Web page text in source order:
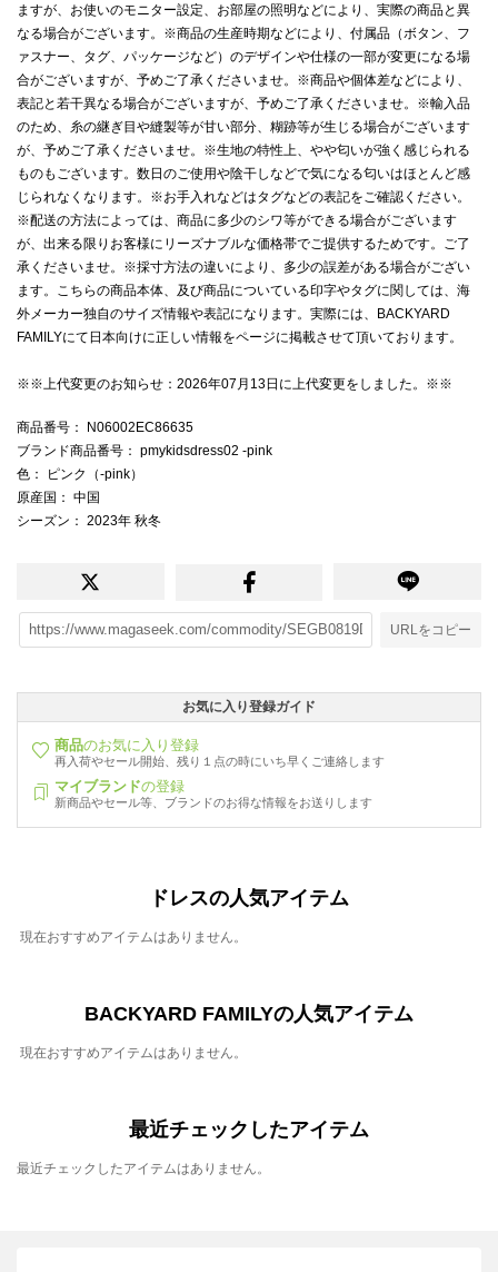
ますが、お使いのモニター設定、お部屋の照明などにより、実際の商品と異
なる場合がございます。※商品の生産時期などにより、付属品（ボタン、フ
ァスナー、タグ、パッケージなど）のデザインや仕様の一部が変更になる場
合がございますが、予めご了承くださいませ。※商品や個体差などにより、
表記と若干異なる場合がございますが、予めご了承くださいませ。※輸入品
のため、糸の継ぎ目や縫製等が甘い部分、糊跡等が生じる場合がございます
が、予めご了承くださいませ。※生地の特性上、やや匂いが強く感じられる
ものもございます。数日のご使用や陰干しなどで気になる匂いはほとんど感
じられなくなります。※お手入れなどはタグなどの表記をご確認ください。
※配送の方法によっては、商品に多少のシワ等ができる場合がございます
が、出来る限りお客様にリーズナブルな価格帯でご提供するためです。ご了
承くださいませ。※採寸方法の違いにより、多少の誤差がある場合がござい
ます。こちらの商品本体、及び商品についている印字やタグに関しては、海
外メーカー独自のサイズ情報や表記になります。実際には、BACKYARD
FAMILYにて日本向けに正しい情報をページに掲載させて頂いております。
※※上代変更のお知らせ：2026年07月13日に上代変更をしました。※※
商品番号 ： N06002EC86635
ブランド商品番号 ： pmykidsdress02 -pink
色 ： ピンク（-pink）
原産国 ： 中国
シーズン ： 2023年 秋冬
URLをコピー
お気に入り登録ガイド
商品のお気に入り登録
再入荷やセール開始、残り１点の時にいち早くご連絡します
マイブランドの登録
新商品やセール等、ブランドのお得な情報をお送りします
ドレスの人気アイテム
現在おすすめアイテムはありません。
BACKYARD FAMILYの人気アイテム
現在おすすめアイテムはありません。
最近チェックしたアイテム
最近チェックしたアイテムはありません。